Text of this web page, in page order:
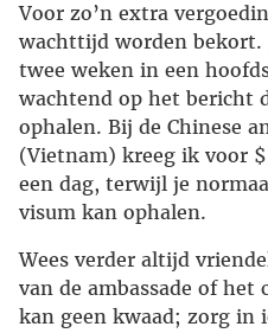
Voor zo’n extra
wachttijd worden
twee weken in een
wachtend op het bericht
ophalen. Bij de Chinese
(Vietnam) kreeg ik voor
een dag, terwijl je
visum kan ophalen.
Wees verder altijd
van de ambassade of
kan geen kwaad; zorg in